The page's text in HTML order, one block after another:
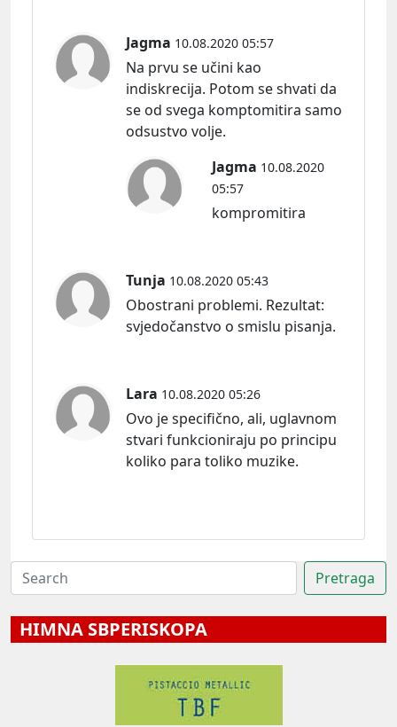
Jagma 10.08.2020 05:57
Na prvu se učini kao
indiskrecija. Potom se shvati da
se od svega komptomitira samo
odsustvo volje.
Jagma 10.08.2020
05:57
kompromitira
Tunja 10.08.2020 05:43
Obostrani problemi. Rezultat:
svjedočanstvo o smislu pisanja.
Lara 10.08.2020 05:26
Ovo je specifično, ali, uglavnom
stvari funkcioniraju po principu
koliko para toliko muzike.
HIMNA SBPERISKOPA